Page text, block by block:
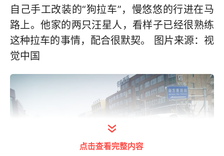
自己手工改装的“狗拉车”，慢悠悠的行进在马
路上。他家的两只汪星人，看样子已经很熟练
这种拉车的事情，配合很默契。 图片来源：视
觉中国
点击查看完整内容